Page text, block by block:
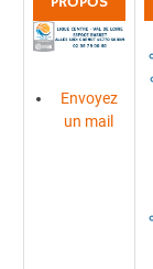
Envoyez
un mail